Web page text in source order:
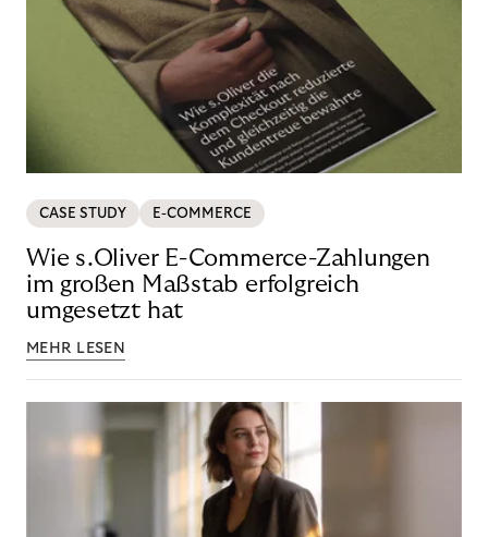
CASE STUDY E-COMMERCE
Wie s.Oliver E-Commerce-Zahlungen
im großen Maßstab erfolgreich
umgesetzt hat
MEHR LESEN